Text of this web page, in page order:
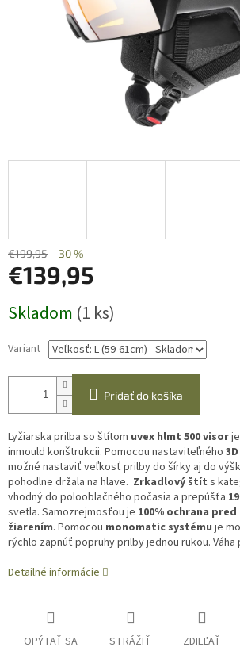
€199,95 –30 %
€139,95
cena:
Skladom (1 ks)
Variant
Pridať do košíka
Lyžiarska prilba so štítom uvex hlmt 500 visor
inmould konštrukcii. Pomocou nastaviteľného
možné nastaviť veľkosť prilby do šírky aj do
pohodlne držala na hlave. Zrkadlový štít s
vhodný do polooblačného počasia a prepúšťa
svetla. Samozrejmosťou je 100% ochrana pred
žiarením. Pomocou monomatic systému je
rýchlo zapnúť popruhy prilby jednou rukou. Váha
Detailné informácie
OPÝTAŤ SA STRÁŽIŤ ZDIEĽAŤ